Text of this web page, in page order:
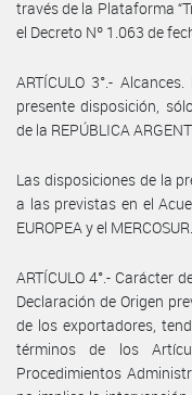
través de la Plataforma
el Decreto Nº 1.063 de
ARTÍCULO 3°.-
presente disposición,
de la REPÚBLICA
Las disposiciones de la
a las previstas en el
EUROPEA y el MERCOSUR.
ARTÍCULO 4°.- Carácter
Declaración de Origen
de los exportadores,
términos de los
Procedimientos